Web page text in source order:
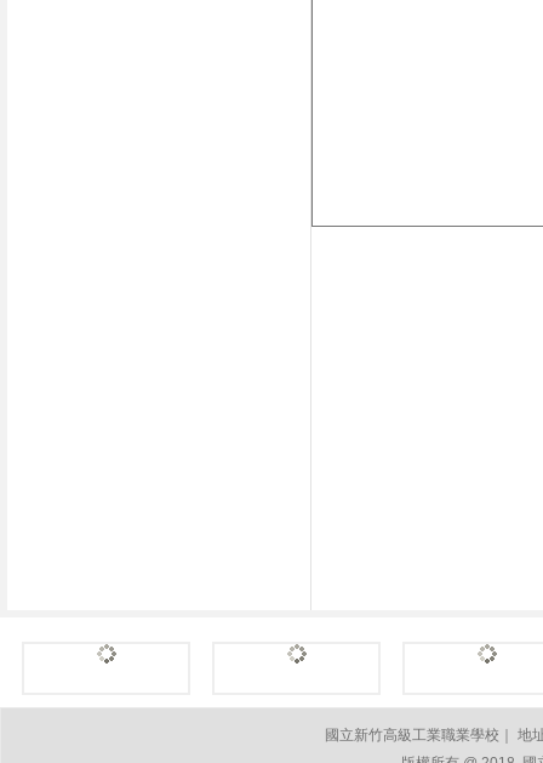
國立新竹高級工業職業學校｜ 地